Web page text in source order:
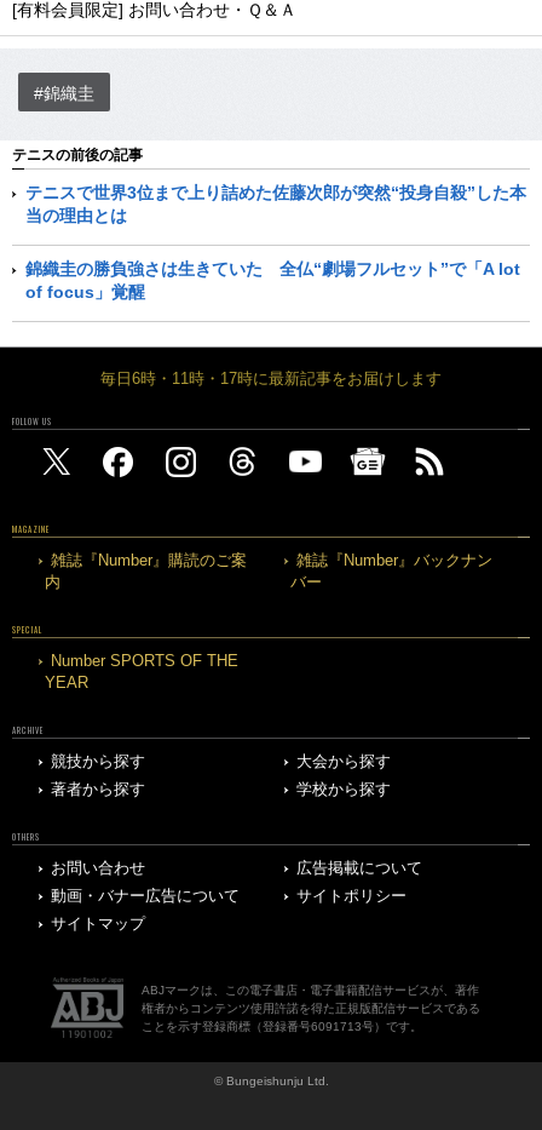
[有料会員限定] お問い合わせ・Ｑ＆Ａ
#錦織圭
テニスの前後の記事
テニスで世界3位まで上り詰めた佐藤次郎が突然“投身自殺”した本
当の理由とは
錦織圭の勝負強さは生きていた 全仏“劇場フルセット”で「A lot
of focus」覚醒
毎日6時・11時・17時に最新記事をお届けします
FOLLOW US
MAGAZINE
雑誌『Number』購読のご案
内
雑誌『Number』バックナン
バー
SPECIAL
Number SPORTS OF THE
YEAR
ARCHIVE
競技から探す
大会から探す
著者から探す
学校から探す
OTHERS
お問い合わせ
広告掲載について
動画・バナー広告について
サイトポリシー
サイトマップ
ABJマークは、この電子書店・電子書籍配信サービスが、著作
権者からコンテンツ使用許諾を得た正規版配信サービスである
ことを示す登録商標（登録番号6091713号）です。
© Bungeishunju Ltd.